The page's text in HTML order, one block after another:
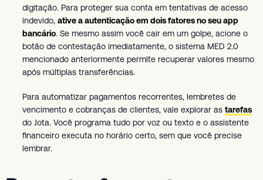
digitação. Para proteger sua conta em tentativas de acesso
indevido, ative a autenticação em dois fatores no seu app
bancário. Se mesmo assim você cair em um golpe, acione o
botão de contestação imediatamente, o sistema MED 2.0
mencionado anteriormente permite recuperar valores mesmo
após múltiplas transferências.
Para automatizar pagamentos recorrentes, lembretes de
vencimento e cobranças de clientes, vale explorar as tarefas
do Jota. Você programa tudo por voz ou texto e o assistente
financeiro executa no horário certo, sem que você precise
lembrar.